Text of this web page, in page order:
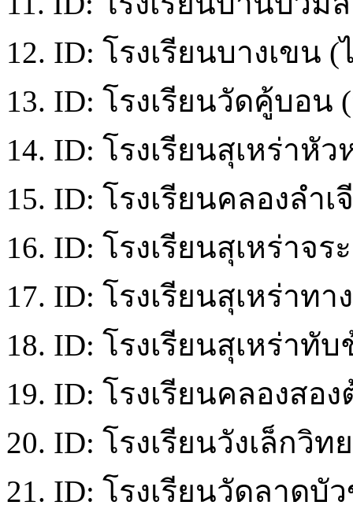
12. ID: โรงเรียนบางเขน
13. ID: โรงเรียนวัดคู้บอ
14. ID: โรงเรียนสุเหร่าหั
15. ID: โรงเรียนคลองลำเ
16. ID: โรงเรียนสุเหร่าจร
17. ID: โรงเรียนสุเหร่าทา
18. ID: โรงเรียนสุเหร่าทับ
19. ID: โรงเรียนคลองสอ
20. ID: โรงเรียนวังเล็กวิ
21. ID: โรงเรียนวัดลาดบัว